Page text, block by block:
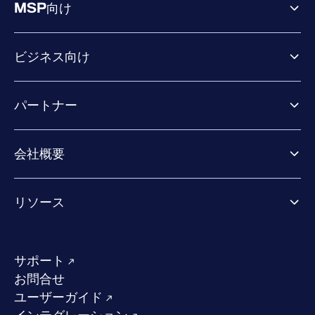
MSP向け
ビジネス向け
Exposure Management
Extended Detection & Response
Co-Security Services
パートナー
パートナーの成功のためのサービス
Co-growth community
会社概要
業界での評価／認定／お客様の声
求人情報
サステナビリティ
競合他社との比較
リソース
成功事例
W/Labs
ブログ
ポッドキャスト
サポート
お問合せ
ユーザーガイド